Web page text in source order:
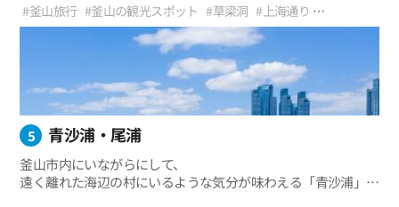
2007年に韓国で唯一のチャイナタウン特区に指定された。
#釜山旅行 #釜山の観光スポット #草梁洞 #上海通り
#チャイナタウン #テキサス通り #グルメ
#釜山日帰りコースオススメ #釜山テーマ旅行
5 青沙浦・尾浦
釜山市内にいながらにして、
遠く離れた海辺の村にいるような気分が味わえる「青沙浦」と